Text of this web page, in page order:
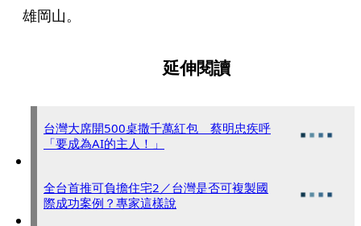
雄岡山。
延伸閱讀
台灣大席開500桌撒千萬紅包 蔡明忠疾呼
「要成為AI的主人！」
全台首推可負擔住宅2／台灣是否可複製國
際成功案例？專家這樣說